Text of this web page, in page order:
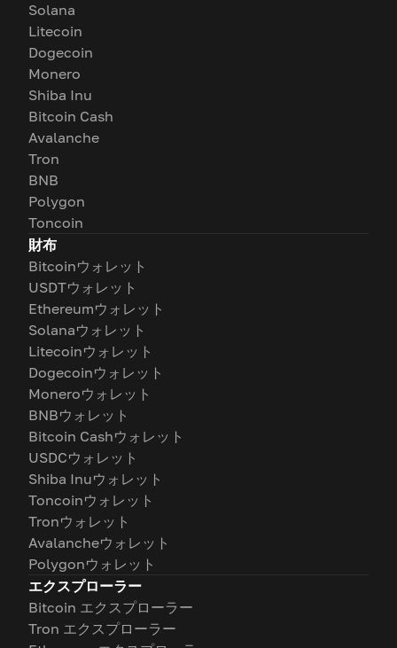
Solana
Litecoin
Dogecoin
Monero
Shiba Inu
Bitcoin Cash
Avalanche
Tron
BNB
Polygon
Toncoin
財布
Bitcoinウォレット
USDTウォレット
Ethereumウォレット
Solanaウォレット
Litecoinウォレット
Dogecoinウォレット
Moneroウォレット
BNBウォレット
Bitcoin Cashウォレット
USDCウォレット
Shiba Inuウォレット
Toncoinウォレット
Tronウォレット
Avalancheウォレット
Polygonウォレット
エクスプローラー
Bitcoin エクスプローラー
Tron エクスプローラー